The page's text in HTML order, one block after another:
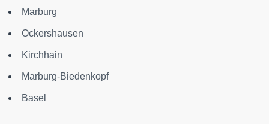
Marburg
Ockershausen
Kirchhain
Marburg-Biedenkopf
Basel